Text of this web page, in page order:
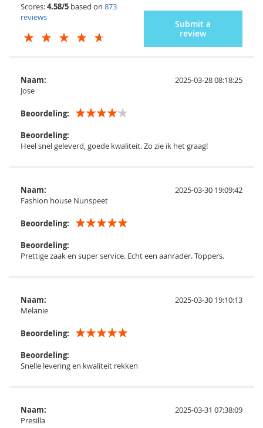
Scores:4.58/5 based on 873
reviews
Submit a
review
2025-03-28 08:18:25
Naam:
Jose
Beoordeling:
Beoordeling:
Heel snel geleverd, goede kwaliteit. Zo zie ik het graag!
2025-03-30 19:09:42
Naam:
Fashion house Nunspeet
Beoordeling:
Beoordeling:
Prettige zaak en super service. Echt een aanrader. Toppers.
2025-03-30 19:10:13
Naam:
Melanie
Beoordeling:
Beoordeling:
Snelle levering en kwaliteit rekken
2025-03-31 07:38:09
Naam:
Presilla